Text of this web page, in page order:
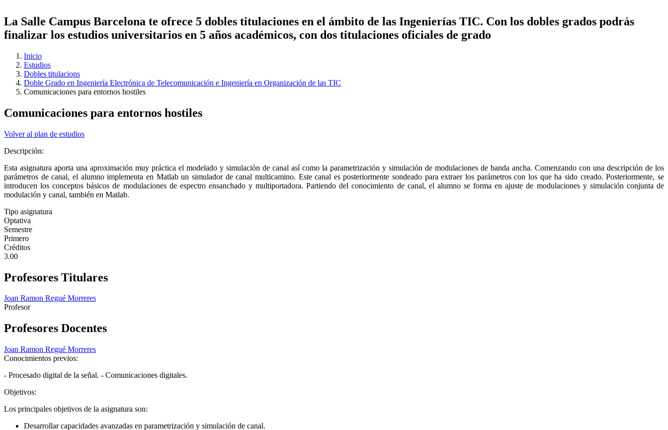
La Salle Campus Barcelona te ofrece 5 dobles titulaciones en el ámbito de las Ingenierías TIC. Con los dobles grados podrás
finalizar los estudios universitarios en 5 años académicos, con dos titulaciones oficiales de grado
Inicio
Estudios
Dobles titulacions
Doble Grado en Ingeniería Electrónica de Telecomunicación e Ingeniería en Organización de las TIC
Comunicaciones para entornos hostiles
Comunicaciones para entornos hostiles
Volver al plan de estudios
Descripción:
Esta asignatura aporta una aproximación muy práctica el modelado y simulación de canal así como la parametrización y simulación de modulaciones de banda ancha. Comenzando con una descripción de los
parámetros de canal, el alumno implementa en Matlab un simulador de canal multicamino. Este canal es posteriormente sondeado para extraer los parámetros con los que ha sido creado. Posteriormente, se
introducen los conceptos básicos de modulaciones de espectro ensanchado y multiportadora. Partiendo del conocimiento de canal, el alumno se forma en ajuste de modulaciones y simulación conjunta de
modulación y canal, también en Matlab.
Tipo asignatura
Optativa
Semestre
Primero
Créditos
3.00
Profesores Titulares
Joan Ramon Regué Morreres
Profesor
Profesores Docentes
Joan Ramon Regué Morreres
Conocimientos previos:
- Procesado digital de la señal. - Comunicaciones digitales.
Objetivos:
Los principales objetivos de la asignatura son:
Desarrollar capacidades avanzadas en parametrización y simulación de canal.